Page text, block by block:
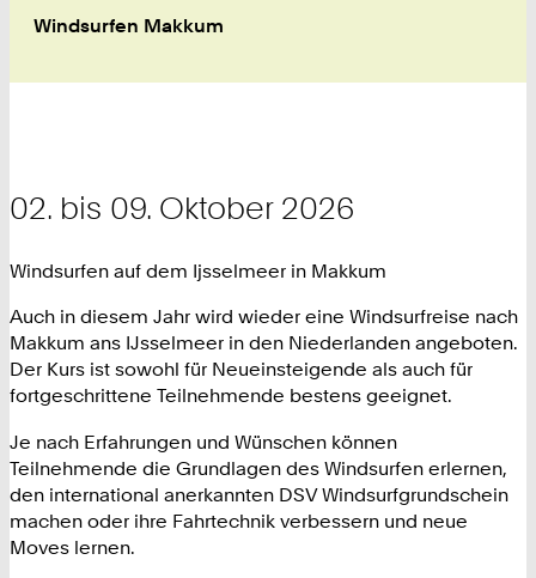
Windsurfen Makkum
02. bis 09. Oktober 2026
Windsurfen auf dem Ijsselmeer in Makkum
Auch in diesem Jahr wird wieder eine Windsurfreise nach
Makkum ans IJsselmeer in den Niederlanden angeboten.
Der Kurs ist sowohl für Neueinsteigende als auch für
fortgeschrittene Teilnehmende bestens geeignet.
Je nach Erfahrungen und Wünschen können
Teilnehmende die Grundlagen des Windsurfen erlernen,
den international anerkannten DSV Windsurfgrundschein
machen oder ihre Fahrtechnik verbessern und neue
Moves lernen.